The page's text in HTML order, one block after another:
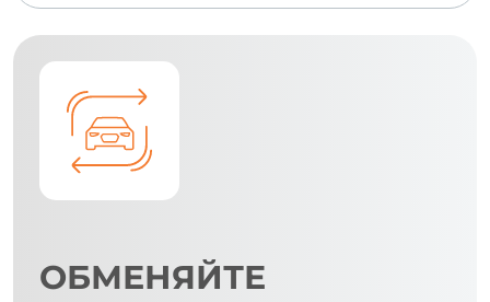
ОБМЕНЯЙТЕ